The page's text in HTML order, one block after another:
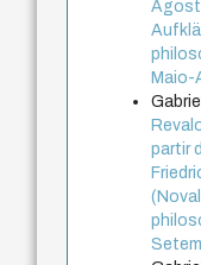
partir